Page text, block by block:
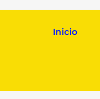
Inicio